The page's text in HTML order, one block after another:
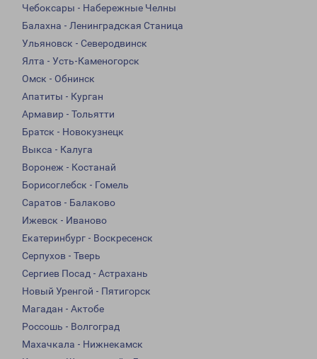
Чебоксары - Набережные Челны
Балахна - Ленинградская Станица
Ульяновск - Северодвинск
Ялта - Усть-Каменогорск
Омск - Обнинск
Апатиты - Курган
Армавир - Тольятти
Братск - Новокузнецк
Выкса - Калуга
Воронеж - Костанай
Борисоглебск - Гомель
Саратов - Балаково
Ижевск - Иваново
Екатеринбург - Воскресенск
Серпухов - Тверь
Сергиев Посад - Астрахань
Новый Уренгой - Пятигорск
Магадан - Актобе
Россошь - Волгоград
Махачкала - Нижнекамск